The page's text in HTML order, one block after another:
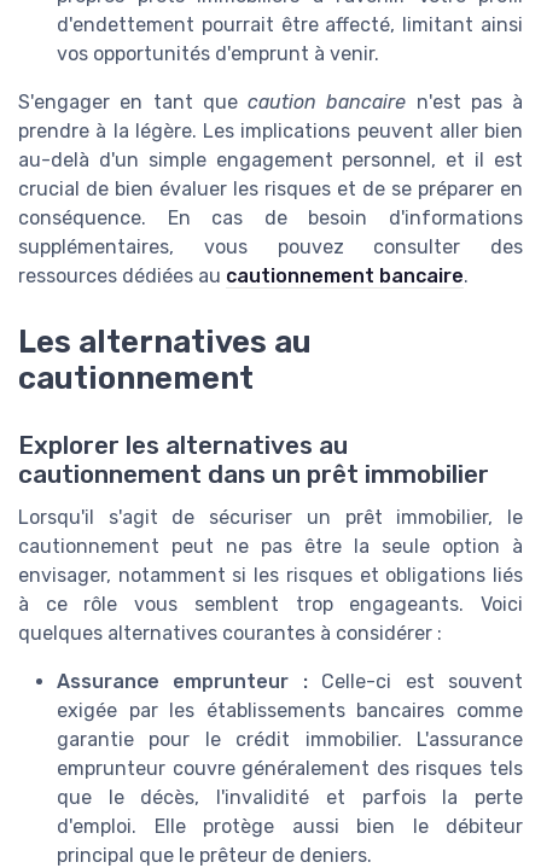
d'endettement pourrait être affecté, limitant ainsi
vos opportunités d'emprunt à venir.
S'engager en tant que caution bancaire n'est pas à
prendre à la légère. Les implications peuvent aller bien
au-delà d'un simple engagement personnel, et il est
crucial de bien évaluer les risques et de se préparer en
conséquence. En cas de besoin d'informations
supplémentaires, vous pouvez consulter des
ressources dédiées au cautionnement bancaire.
Les alternatives au
cautionnement
Explorer les alternatives au
cautionnement dans un prêt immobilier
Lorsqu'il s'agit de sécuriser un prêt immobilier, le
cautionnement peut ne pas être la seule option à
envisager, notamment si les risques et obligations liés
à ce rôle vous semblent trop engageants. Voici
quelques alternatives courantes à considérer :
Assurance emprunteur :Celle-ci est souvent
exigée par les établissements bancaires comme
garantie pour le crédit immobilier. L'assurance
emprunteur couvre généralement des risques tels
que le décès, l'invalidité et parfois la perte
d'emploi. Elle protège aussi bien le débiteur
principal que le prêteur de deniers.